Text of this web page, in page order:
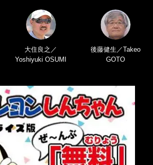
大住良之／
Yoshiyuki OSUMI
後藤健生／Takeo
GOTO